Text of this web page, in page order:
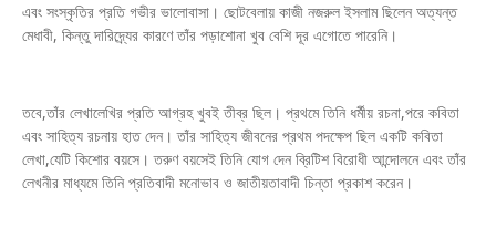
এবং সংস্কৃতির প্রতি গভীর ভালোবাসা। ছোটবেলায় কাজী নজরুল ইসলাম ছিলেন অত্যন্ত
মেধাবী, কিন্তু দারিদ্র্যের কারণে তাঁর পড়াশোনা খুব বেশি দূর এগোতে পারেনি।
তবে,তাঁর লেখালেখির প্রতি আগ্রহ খুবই তীব্র ছিল। প্রথমে তিনি ধর্মীয় রচনা,পরে কবিতা
এবং সাহিত্য রচনায় হাত দেন। তাঁর সাহিত্য জীবনের প্রথম পদক্ষেপ ছিল একটি কবিতা
লেখা,যেটি কিশোর বয়সে। তরুণ বয়সেই তিনি যোগ দেন ব্রিটিশ বিরোধী আন্দোলনে এবং তাঁর
লেখনীর মাধ্যমে তিনি প্রতিবাদী মনোভাব ও জাতীয়তাবাদী চিন্তা প্রকাশ করেন।